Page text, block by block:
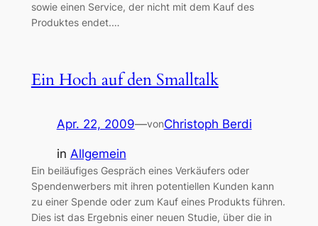
sowie einen Service, der nicht mit dem Kauf des
Produktes endet.…
Ein Hoch auf den Smalltalk
Apr. 22, 2009—vonChristoph Berdi
in Allgemein
Ein beiläufiges Gespräch eines Verkäufers oder
Spendenwerbers mit ihren potentiellen Kunden kann
zu einer Spende oder zum Kauf eines Produkts führen.
Dies ist das Ergebnis einer neuen Studie, über die in